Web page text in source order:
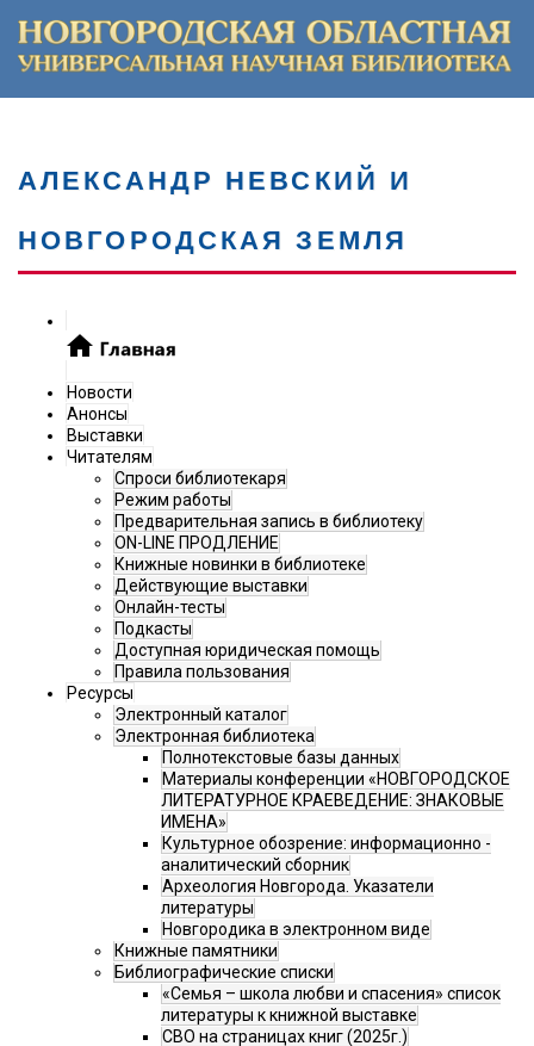
АЛЕКСАНДР НЕВСКИЙ И
НОВГОРОДСКАЯ ЗЕМЛЯ
Новости
Анонсы
Выставки
Читателям
Спроси библиотекаря
Режим работы
Предварительная запись в библиотеку
ON-LINE ПРОДЛЕНИЕ
Книжные новинки в библиотеке
Действующие выставки
Онлайн-тесты
Подкасты
Доступная юридическая помощь
Правила пользования
Ресурсы
Электронный каталог
Электронная библиотека
Полнотекстовые базы данных
Материалы конференции «НОВГОРОДСКОЕ
ЛИТЕРАТУРНОЕ КРАЕВЕДЕНИЕ: ЗНАКОВЫЕ
ИМЕНА»
Культурное обозрение: информационно -
аналитический сборник
Археология Новгорода. Указатели
литературы
Новгородика в электронном виде
Книжные памятники
Библиографические списки
«Семья – школа любви и спасения» список
литературы к книжной выставке
СВО на страницах книг (2025г.)